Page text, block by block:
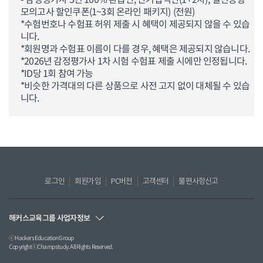
모의고사 할인쿠폰(1~3회 온라인 패키지) (전원)
*수험번호나 수험표 허위 제출 시 혜택이 제공되지 않을 수 있습
니다.
*회원명과 수험표 이름이 다를 경우, 혜택은 제공되지 않습니다.
*2026년 감정평가사 1차 시험 수험표 제출 시에만 인정됩니다.
*ID당 1회 참여 가능
*비슷한 가격대의 다른 상품으로 사전 고지 없이 대체될 수 있습
니다.
로그인 회원가입 PC버전 고객센터 불편사항신고
해커스교육그룹 사업자정보
ⓒ Hackers Education Group
CopyrightⓒChampstudy. All Rights Reserved.